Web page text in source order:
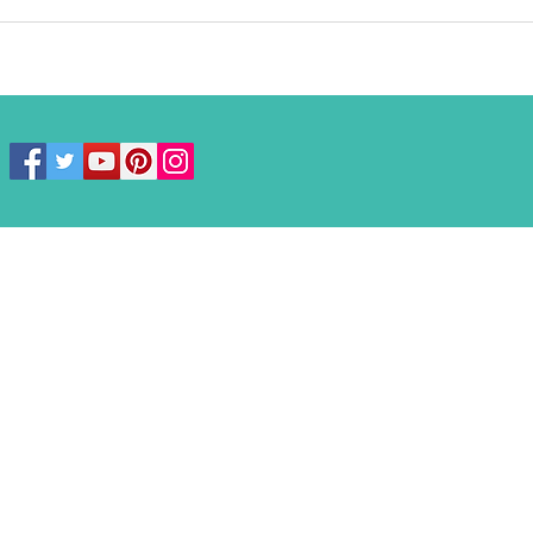
Roda Canela – Mundo a
Noite